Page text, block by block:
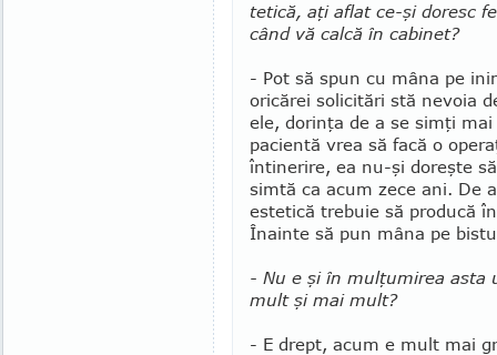
tetică, aţi aflat ce-şi doresc
când vă calcă în cabinet?
- Pot să spun cu mâna pe
oricărei solicitări stă nevoia
ele, dorinţa de a se simţi mai
pacientă vrea să facă o
întinerire, ea nu-şi doreşte
simtă ca acum zece ani. De
estetică trebuie să producă
Înainte să pun mâna pe
- Nu e şi în mulţumirea asta
mult şi mai mult?
- E drept, acum e mult mai